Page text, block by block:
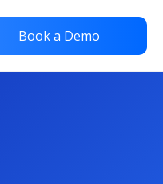
Book a Demo